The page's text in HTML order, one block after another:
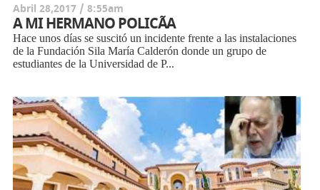
Abril 28,2017 / 8:55am
A MI HERMANO POLICÃA
Hace unos días se suscitó un incidente frente a las instalaciones
de la Fundación Sila María Calderón donde un grupo de
estudiantes de la Universidad de P...